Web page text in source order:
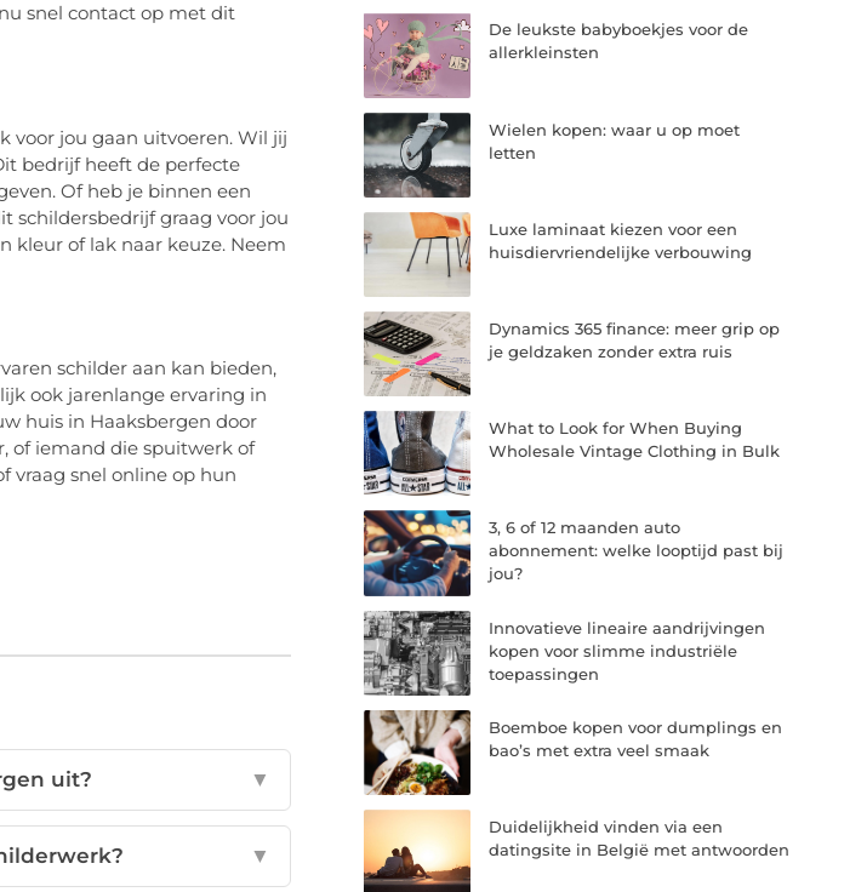
snel contact op met dit
voor jou gaan uitvoeren. Wil jij
bedrijf heeft de perfecte
Of heb je binnen een
schildersbedrijf graag voor jou
kleur of lak naar keuze. Neem
schilder aan kan bieden,
ook jarenlange ervaring in
huis in Haaksbergen door
of iemand die spuitwerk of
vraag snel online op hun
uit? ▼
▼
De leukste babyboekjes voor de
allerkleinsten
Wielen kopen: waar u op moet
letten
Luxe laminaat kiezen voor een
huisdiervriendelijke verbouwing
Dynamics 365 finance: meer grip op
je geldzaken zonder extra ruis
What to Look for When Buying
Wholesale Vintage Clothing in Bulk
3, 6 of 12 maanden auto
abonnement: welke looptijd past bij
jou?
Innovatieve lineaire aandrijvingen
kopen voor slimme industriële
toepassingen
Boemboe kopen voor dumplings en
bao’s met extra veel smaak
Duidelijkheid vinden via een
datingsite in België met antwoorden